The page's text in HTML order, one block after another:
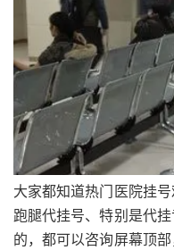
大家都知道热门医院挂
跑腿代挂号、特别是代
的，都可以咨询屏幕顶